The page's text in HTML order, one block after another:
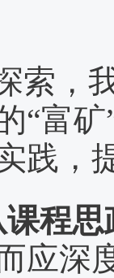
索，
“富
践，
程
应深